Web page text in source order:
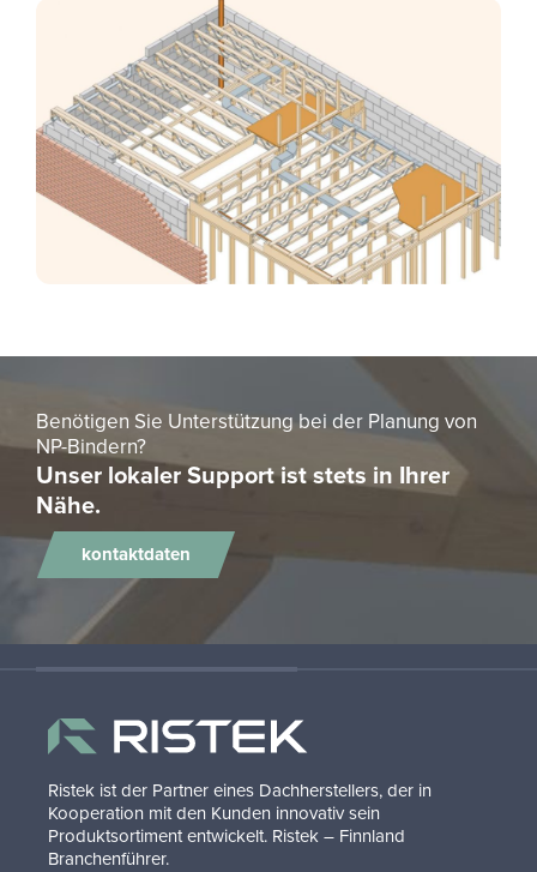
Be­nö­ti­gen Sie Un­ter­stüt­zung bei der Pla­nung von
NP-​Bindern?
Unser lokaler Support ist stets in Ihrer
Nähe.
kontaktdaten
Ristek ist der Partner eines Dachherstellers, der in
Kooperation mit den Kunden innovativ sein
Produktsortiment entwickelt. Ristek – Finnland
Branchenführer.